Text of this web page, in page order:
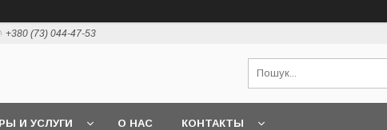
+380 (73) 044-47-53
И УСЛУГИ О НАС КОНТАКТЫ